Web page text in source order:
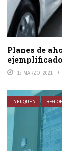
Planes de
15 MARZO, 2021
NEUQUÉN